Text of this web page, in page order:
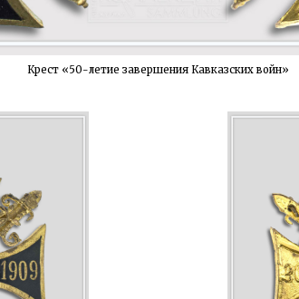
Крест «50-летие завершения Кавказских войн»